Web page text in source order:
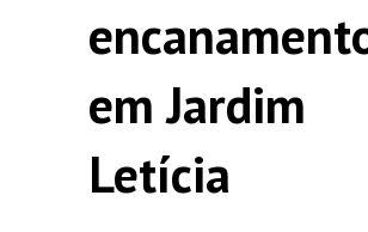
em Jardim
Letícia